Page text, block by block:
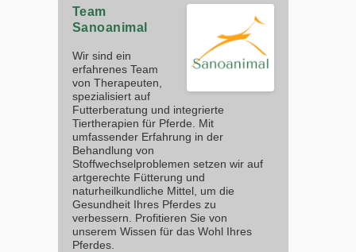
Team
Sanoanimal
Wir sind ein
erfahrenes Team
von Therapeuten,
spezialisiert auf
Futterberatung und integrierte
Tiertherapien für Pferde. Mit
umfassender Erfahrung in der
Behandlung von
Stoffwechselproblemen setzen wir auf
artgerechte Fütterung und
naturheilkundliche Mittel, um die
Gesundheit Ihres Pferdes zu
verbessern. Profitieren Sie von
unserem Wissen für das Wohl Ihres
Pferdes.